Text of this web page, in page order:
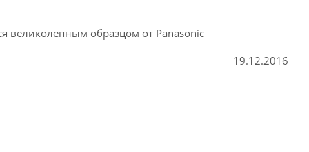
великолепным образцом от Panasonic
19.12.2016